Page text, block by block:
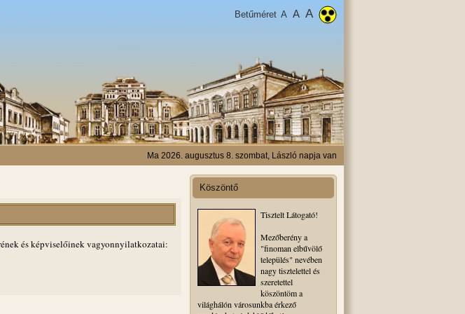
Betűméret A A A
Ma 2026. augusztus 8. szombat, László napja van
és képviselőinek vagyonnyilatkozatai:
Köszöntő
Tisztelt Látogató!
Mezőberény a
"finoman elbűvölő
település" nevében
nagy tisztelettel és
szeretettel
köszöntöm a
világhálón városunkba érkező